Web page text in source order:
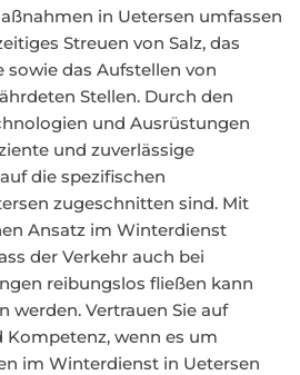
in Uetersen umfassen
Streuen von Salz, das
sowie das Aufstellen von
Stellen. Durch den
und Ausrüstungen
und zuverlässige
die spezifischen
zugeschnitten sind. Mit
Ansatz im Winterdienst
der Verkehr auch bei
reibungslos fließen kann
werden. Vertrauen Sie auf
Kompetenz, wenn es um
im Winterdienst in Uetersen